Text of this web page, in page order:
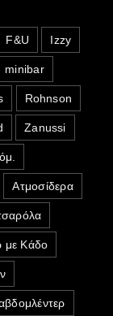
F&U Izzy
minibar
Rohnson
Zanussi
Ατμοσίδερα
με Κάδο